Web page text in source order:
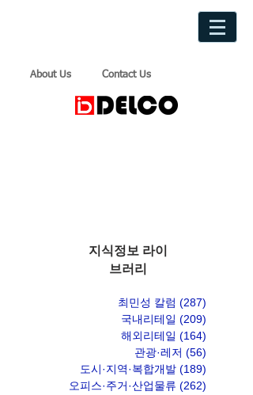
About Us Contact Us
지식정보 라이
브러리
최민성 칼럼 (287)
국내리테일 (209)
해외리테일 (164)
관광·레저 (56)
도시·지역·복합개발 (189)
오피스·주거·산업물류 (262)